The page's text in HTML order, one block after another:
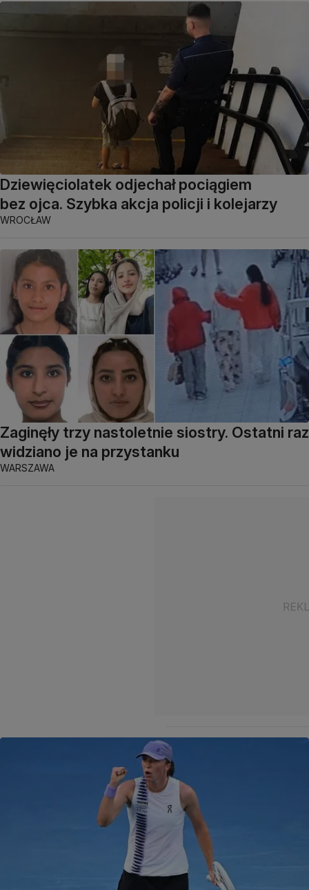
Dziewięciolatek odjechał pociągiem
bez ojca. Szybka akcja policji i kolejarzy
WROCŁAW
Zaginęły trzy nastoletnie siostry. Ostatni raz
widziano je na przystanku
WARSZAWA